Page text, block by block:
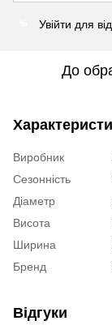
Увійти для
До
Виробник
Сезонність
Діаметр
Висота
Ширина
Бренд
Відгуки